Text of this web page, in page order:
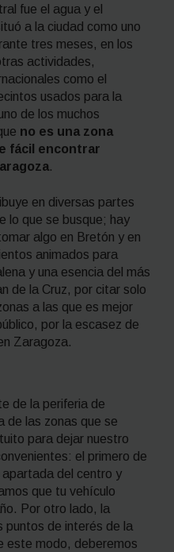
fue el agua y el
a la ciudad como uno
tres meses, en los
actividades,
como el
usados para la
de los muchos
no es una zona
fácil encontrar
.
en diversas partes
lo que se busque; hay
algo en Bretón y en
animados para
y una esencia del más
de la Cruz, por citar solo
a las que es mejor
por la escasez de
Zaragoza.
de la periferia de
de las zonas que se
para dejar nuestro
el primero de
apartada del centro y
que tu vehículo
Por otro lado, la
puntos de interés de la
este modo, deberemos